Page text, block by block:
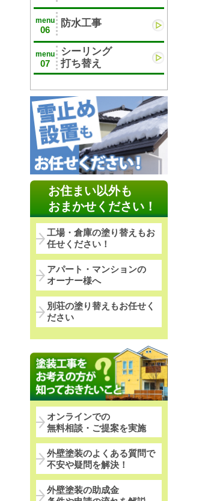
menu
06
防水工事
menu
07
シーリング
打ち替え
お住まい以外も
おまかせください！
工場・倉庫の塗り替えもお
任せください！
アパート・マンションの
オーナー様へ
別荘の塗り替えもお任せく
ださい
オンラインでの
無料相談・ご提案を実施
外壁塗装のよくある質問で
不安や疑問を解決！
外壁塗装の助成金